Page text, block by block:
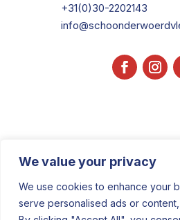
We value your privacy
We use cookies to enhance your
serve personalised ads or
+31(0)30-2202143